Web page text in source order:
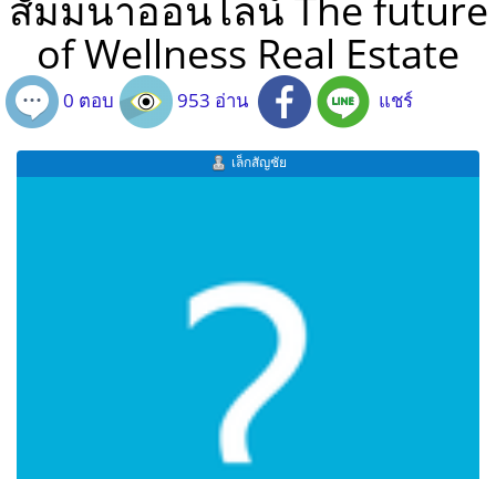
of Wellness Real Estate
0 ตอบ 953 อ่าน แชร์
เล็กสัญชัย